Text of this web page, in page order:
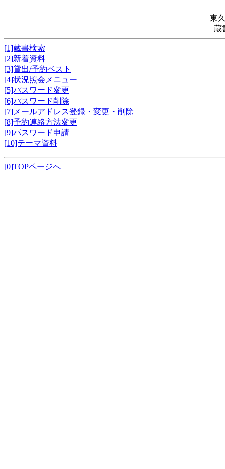
東
蔵
[1]蔵書検索
[2]新着資料
[3]貸出/予約ベスト
[4]状況照会メニュー
[5]パスワード変更
[6]パスワード削除
[7]メールアドレス登録・変更・削除
[8]予約連絡方法変更
[9]パスワード申請
[10]テーマ資料
[0]TOPページへ